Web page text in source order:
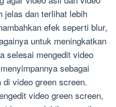
jelas dan terlihat lebih
efek seperti blur,
untuk meningkatkan
selesai mengedit video
sebagai
video green screen.
video green screen,